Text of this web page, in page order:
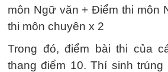
môn Ngữ văn + Điểm thi môn
thi môn chuyên x 2
Trong đó, điểm bài thi của
thang điểm 10. Thí sinh